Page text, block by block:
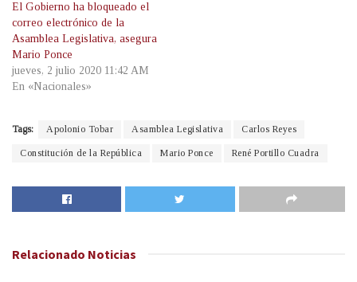
El Gobierno ha bloqueado el
correo electrónico de la
Asamblea Legislativa, asegura
Mario Ponce
jueves, 2 julio 2020 11:42 AM
En «Nacionales»
Tags: Apolonio Tobar Asamblea Legislativa Carlos Reyes
Constitución de la República Mario Ponce René Portillo Cuadra
Relacionado Noticias